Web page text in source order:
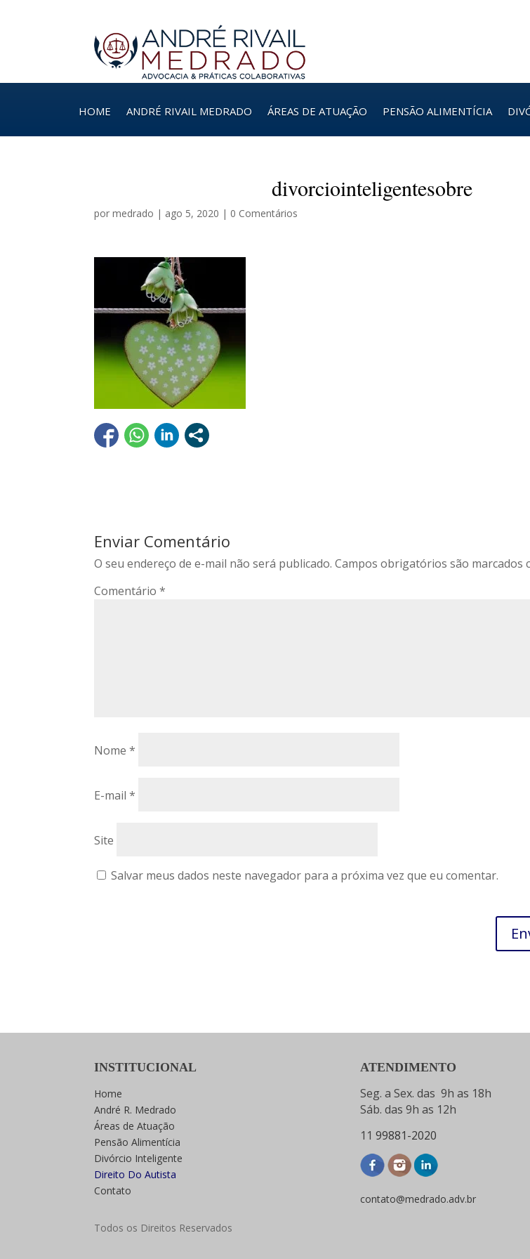
HOME ANDRÉ RIVAIL MEDRADO ÁREAS DE ATUAÇÃO PENSÃO ALIMENTÍCIA
divorciointeligentesobre
pormedrado | ago 5, 2020 | 0 Comentários
Enviar Comentário
O seu endereço de e-mail não será publicado. Campos obrigatórios são marcados
Comentário*
Nome*
E-mail*
Site
Salvar meus dados neste navegador para a próxima vez que eu comentar.
INSTITUCIONAL
Home
André R. Medrado
Áreas de Atuação
Pensão Alimentícia
Divórcio Inteligente
Direito Do Autista
Contato
Todos os Direitos Reservados
ATENDIMENTO
Seg. a Sex. das 9h as 18h
Sáb. das 9h as 12h
11 99881-2020
contato@medrado.adv.br